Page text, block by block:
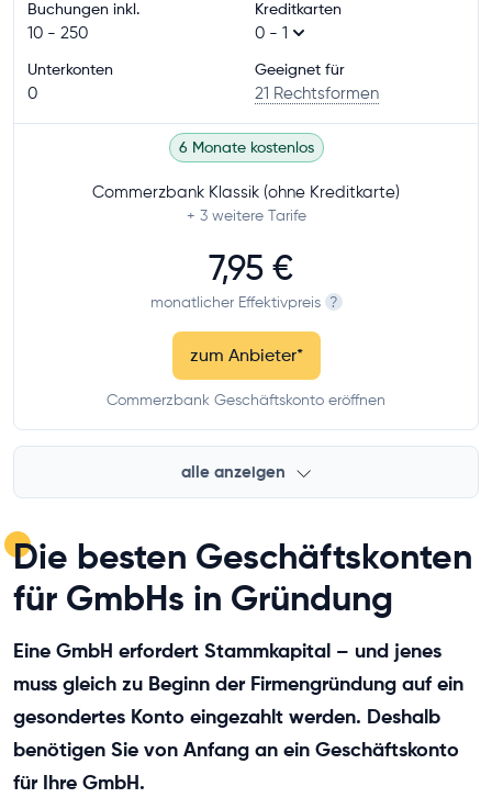
Buchungen inkl.
10 - 250
Kreditkarten
0 - 1
Unterkonten
0
Geeignet für
21 Rechtsformen
6 Monate kostenlos
Commerzbank Klassik (ohne Kreditkarte)
+ 3 weitere Tarife
7,95 €
monatlicher Effektivpreis ?
zum Anbieter*
Commerzbank Geschäftskonto eröffnen
alle anzeigen
Die besten Geschäftskonten
für GmbHs in Gründung
Eine GmbH erfordert Stammkapital – und jenes
muss gleich zu Beginn der Firmengründung auf ein
gesondertes Konto eingezahlt werden. Deshalb
benötigen Sie von Anfang an ein Geschäftskonto
für Ihre GmbH.